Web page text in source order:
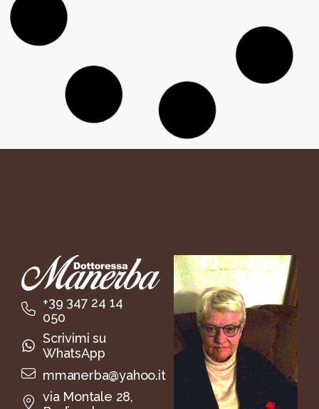
interiore legato all’identità, al corpo e alle
relazioni. In uno spazio di ascolto, il
percorso invita a riconoscere i propri vissuti
e a costruire una narrazione di sé più
consapevole e autentica.
LEGGI TUTTO »
paura che può condizionare la quotidianità.
Questo percorso offre un’opportunità
comprenderecosa si cela dietro questi
episodi,
riconoscere i segnalidella mente
e del corpo e
trasformare l’esperienza del
panico
in un’occasione di crescita
personale e di maggiore consapevolezza.